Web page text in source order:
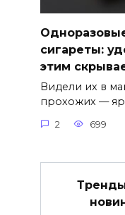
сигареты:
этим
Видели их в
прохожих —
2 699